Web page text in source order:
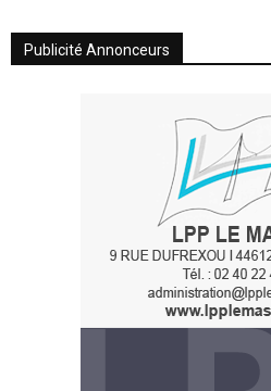
Publicité Annonceurs